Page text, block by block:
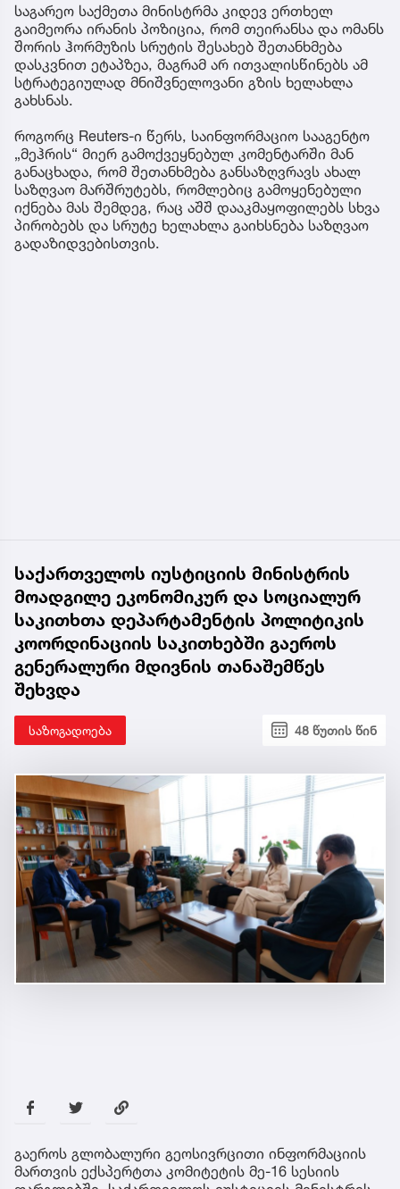
საგარეო საქმეთა მინისტრმა კიდევ ერთხელ
გაიმეორა ირანის პოზიცია, რომ თეირანსა და ომანს
შორის ჰორმუზის სრუტის შესახებ შეთანხმება
დასკვნით ეტაპზეა, მაგრამ არ ითვალისწინებს ამ
სტრატეგიულად მნიშვნელოვანი გზის ხელახლა
გახსნას.
როგორც Reuters-ი წერს, საინფორმაციო სააგენტო
„მეჰრის“ მიერ გამოქვეყნებულ კომენტარში მან
განაცხადა, რომ შეთანხმება განსაზღვრავს ახალ
საზღვაო მარშრუტებს, რომლებიც გამოყენებული
იქნება მას შემდეგ, რაც აშშ დააკმაყოფილებს სხვა
პირობებს და სრუტე ხელახლა გაიხსნება საზღვაო
გადაზიდვებისთვის.
საქართველოს იუსტიციის მინისტრის
მოადგილე ეკონომიკურ და სოციალურ
საკითხთა დეპარტამენტის პოლიტიკის
კოორდინაციის საკითხებში გაეროს
გენერალური მდივნის თანაშემწეს
შეხვდა
საზოგადოება 48 წუთის წინ
გაეროს გლობალური გეოსივრცითი ინფორმაციის
მართვის ექსპერტთა კომიტეტის მე-16 სესიის